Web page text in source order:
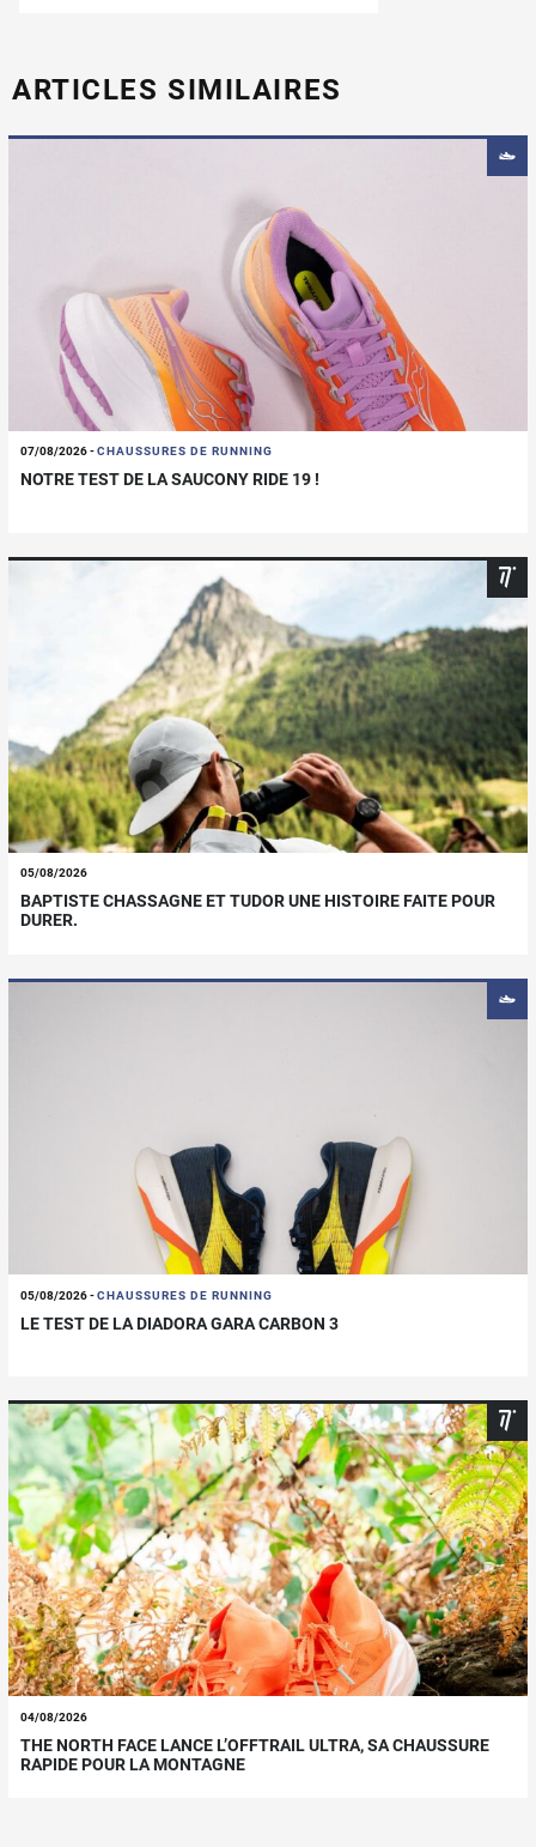
ARTICLES SIMILAIRES
07/08/2026-CHAUSSURES DE RUNNING
NOTRE TEST DE LA SAUCONY RIDE 19 !
05/08/2026
BAPTISTE CHASSAGNE ET TUDOR UNE HISTOIRE FAITE POUR
DURER.
05/08/2026-CHAUSSURES DE RUNNING
LE TEST DE LA DIADORA GARA CARBON 3
04/08/2026
THE NORTH FACE LANCE L’OFFTRAIL ULTRA, SA CHAUSSURE
RAPIDE POUR LA MONTAGNE